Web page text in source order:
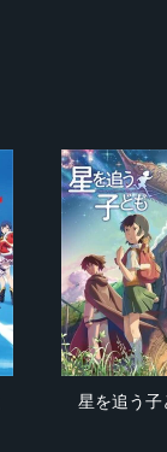
星を追う子